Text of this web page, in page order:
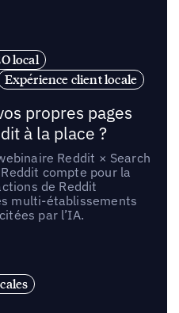
local
Expérience client locale
propres pages
à la place ?
Reddit × Search
compte pour la
de Reddit
multi-établissements
par l’IA.